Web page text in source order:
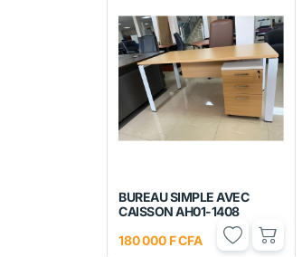
BUREAU SIMPLE AVEC
CAISSON AH01-1408
180 000 F CFA